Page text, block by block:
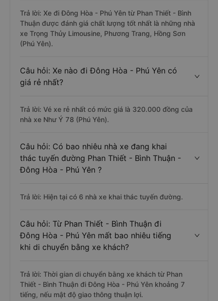
Trả lời: Xe đi Đông Hòa - Phú Yên từ Phan Thiết - Bình
Thuận được đánh giá chất lượng tốt nhất là những nhà
xe Trọng Thủy Limousine, Phương Trang, Hồng Sơn
(Phú Yên).
Câu hỏi: Xe nào đi Đông Hòa - Phú Yên có
giá rẻ nhất?
Trả lời: Vé xe rẻ nhất có mức giá là 320.000 đồng của
nhà xe Như Ý 78 (Phú Yên).
Câu hỏi: Có bao nhiêu nhà xe đang khai
thác tuyến đường Phan Thiết - Bình Thuận -
Đông Hòa - Phú Yên ?
Trả lời: Hiện tại có 6 nhà xe khai thác tuyến đường.
Câu hỏi: Từ Phan Thiết - Bình Thuận đi
Đông Hòa - Phú Yên mất bao nhiêu tiếng
khi di chuyển bằng xe khách?
Trả lời: Thời gian di chuyển bằng xe khách từ Phan
Thiết - Bình Thuận đi Đông Hòa - Phú Yên khoảng 7
tiếng, nếu mật độ giao thông thuận lợi.